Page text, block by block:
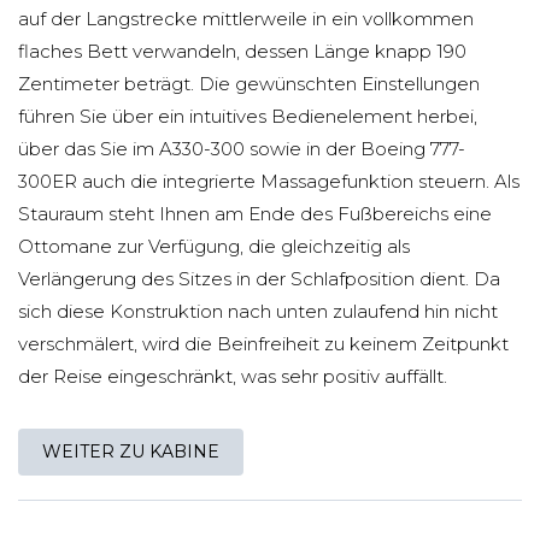
auf der Langstrecke mittlerweile in ein vollkommen
flaches Bett verwandeln, dessen Länge knapp 190
Zentimeter beträgt. Die gewünschten Einstellungen
führen Sie über ein intuitives Bedienelement herbei,
über das Sie im A330-300 sowie in der Boeing 777-
300ER auch die integrierte Massagefunktion steuern. Als
Stauraum steht Ihnen am Ende des Fußbereichs eine
Ottomane zur Verfügung, die gleichzeitig als
Verlängerung des Sitzes in der Schlafposition dient. Da
sich diese Konstruktion nach unten zulaufend hin nicht
verschmälert, wird die Beinfreiheit zu keinem Zeitpunkt
der Reise eingeschränkt, was sehr positiv auffällt.
WEITER ZU KABINE